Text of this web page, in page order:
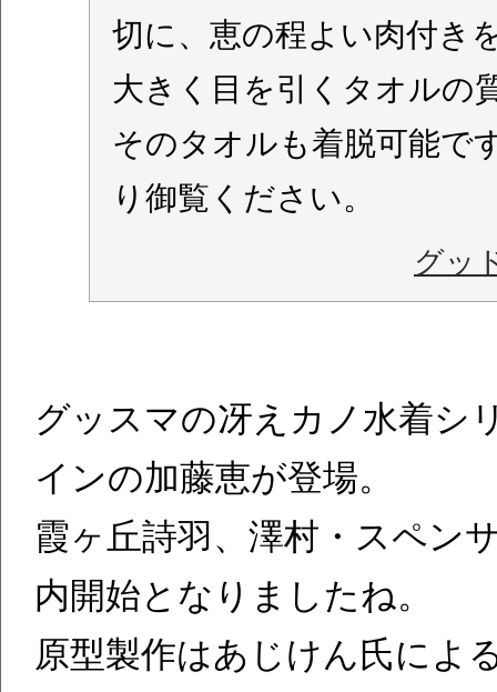
切に、恵の程よい肉付き
大きく目を引くタオルの
そのタオルも着脱可能で
り御覧ください。
グッ
グッスマの冴えカノ水着シ
インの加藤恵が登場。
霞ヶ丘詩羽、澤村・スペン
内開始となりましたね。
原型製作はあじけん氏によ